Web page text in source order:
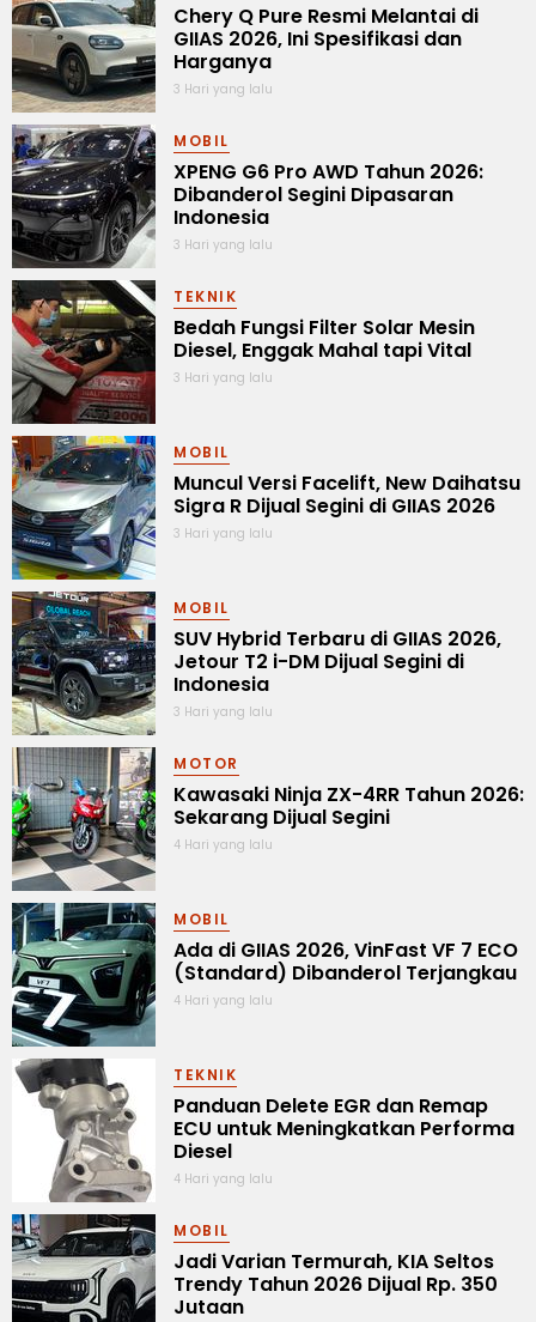
Chery Q Pure Resmi Melantai di
GIIAS 2026, Ini Spesifikasi dan
Harganya
3 Hari yang lalu
MOBIL
XPENG G6 Pro AWD Tahun 2026:
Dibanderol Segini Dipasaran
Indonesia
3 Hari yang lalu
TEKNIK
Bedah Fungsi Filter Solar Mesin
Diesel, Enggak Mahal tapi Vital
3 Hari yang lalu
MOBIL
Muncul Versi Facelift, New Daihatsu
Sigra R Dijual Segini di GIIAS 2026
3 Hari yang lalu
MOBIL
SUV Hybrid Terbaru di GIIAS 2026,
Jetour T2 i-DM Dijual Segini di
Indonesia
3 Hari yang lalu
MOTOR
Kawasaki Ninja ZX-4RR Tahun 2026:
Sekarang Dijual Segini
4 Hari yang lalu
MOBIL
Ada di GIIAS 2026, VinFast VF 7 ECO
(Standard) Dibanderol Terjangkau
4 Hari yang lalu
TEKNIK
Panduan Delete EGR dan Remap
ECU untuk Meningkatkan Performa
Diesel
4 Hari yang lalu
MOBIL
Jadi Varian Termurah, KIA Seltos
Trendy Tahun 2026 Dijual Rp. 350
Jutaan